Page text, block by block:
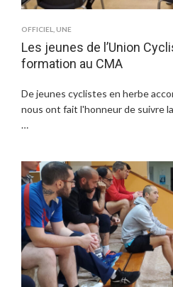
OFFICIEL UNE
Les jeunes de l’Union
formation au CMA
De jeunes cyclistes en herbe
nous ont fait l'honneur de suivre
…